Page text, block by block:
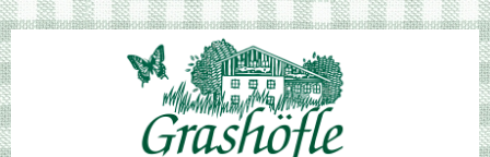
Springe
zum
Inhalt
GRASHÖFLE
FERIENWOHNUNGEN UND MARKT